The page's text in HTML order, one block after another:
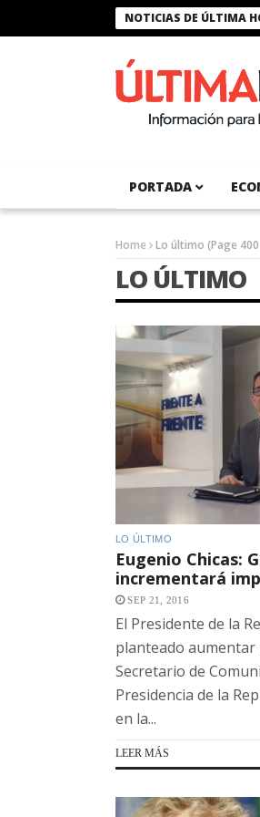
NOTICIAS DE ÚLTIMA
Presidente Bukele condecora a
PORTADA
Home Lo último (Page
LO ÚLTIMO
LO ÚLTIMO
Eugenio Chicas:
incrementará
SEP 21, 2016
El Presidente de la
planteado
Secretario de
Presidencia de la
en la...
LEER MÁS